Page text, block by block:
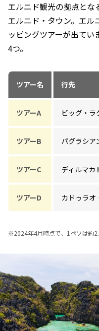
エルニド観光の拠点と
エルニド・タウン。エル
ッピングツアーが出てい
4つ。
ツアー名 行先
ツアーA ビッグ・ラ
ツアーB パグラシア
ツアーC ディルマカ
ツアーD カドゥラオ
※2024年4月時点で、1ペソは約